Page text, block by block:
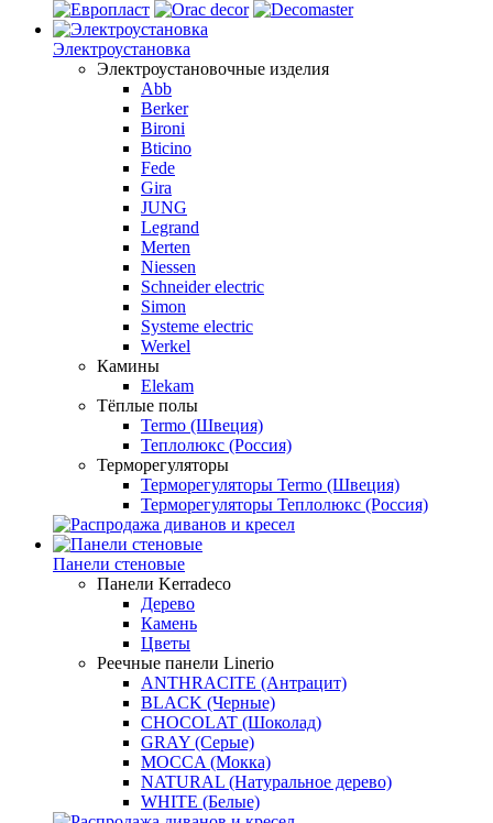
Электроустановка
Электроустановочные изделия
Abb
Berker
Bironi
Bticino
Fede
Gira
JUNG
Legrand
Merten
Niessen
Schneider electric
Simon
Systeme electric
Werkel
Камины
Elekam
Тёплые полы
Termo (Швеция)
Теплолюкс (Россия)
Терморегуляторы
Терморегуляторы Termo (Швеция)
Терморегуляторы Теплолюкс (Россия)
Панели стеновые
Панели Kerradeco
Дерево
Камень
Цветы
Реечные панели Linerio
ANTHRACITE (Антрацит)
BLACK (Черные)
CHOCOLAT (Шоколад)
GRAY (Серые)
MOCCA (Мокка)
NATURAL (Натуральное дерево)
WHITE (Белые)